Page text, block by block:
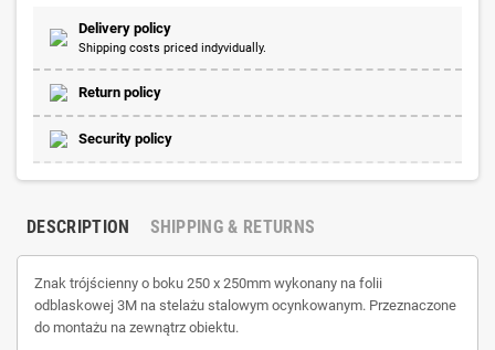
Delivery policy
Shipping costs priced indyvidually.
Return policy
Security policy
DESCRIPTION SHIPPING & RETURNS
Znak trójścienny o boku 250 x 250mm wykonany na folii
odblaskowej 3M na stelażu stalowym ocynkowanym. Przeznaczone
do montażu na zewnątrz obiektu.